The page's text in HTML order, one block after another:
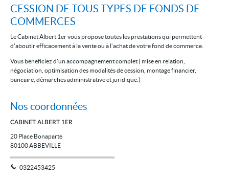
CESSION DE TOUS TYPES DE FONDS DE
COMMERCES
Le Cabinet Albert 1er vous propose toutes les prestations qui permettent
d’aboutir efficacement à la vente ou à l’achat de votre fond de commerce.
Vous bénéficiez d’un accompagnement complet ( mise en relation,
négociation, optimisation des modalités de cession, montage financier,
bancaire, démarches administrative et juridique.)
Nos coordonnées
CABINET ALBERT 1ER
20 Place Bonaparte
80100ABBEVILLE
0322453425